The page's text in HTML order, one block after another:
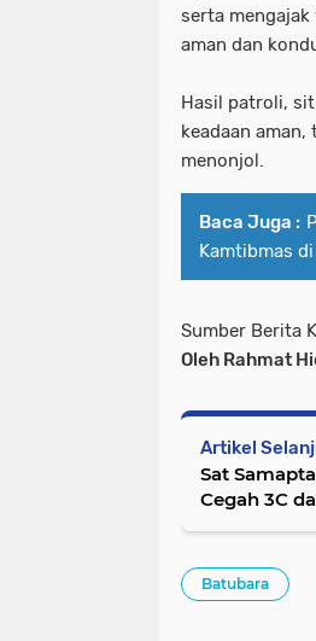
serta
aman dan
Hasil patroli,
keadaan
menonjol.
Baca Juga :
Kamtibmas
Sumber Berita
Oleh Rahmat
Artikel
Sat
Cegah 3C
Batubara